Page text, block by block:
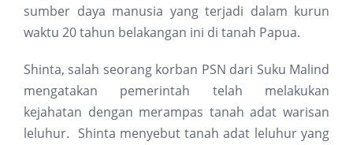
sumber daya manusia yang terjadi dalam kurun
waktu 20 tahun belakangan ini di tanah Papua.
Shinta, salah seorang korban PSN dari Suku Malind
mengatakan pemerintah telah melakukan
kejahatan dengan merampas tanah adat warisan
leluhur. Shinta menyebut tanah adat leluhur yang